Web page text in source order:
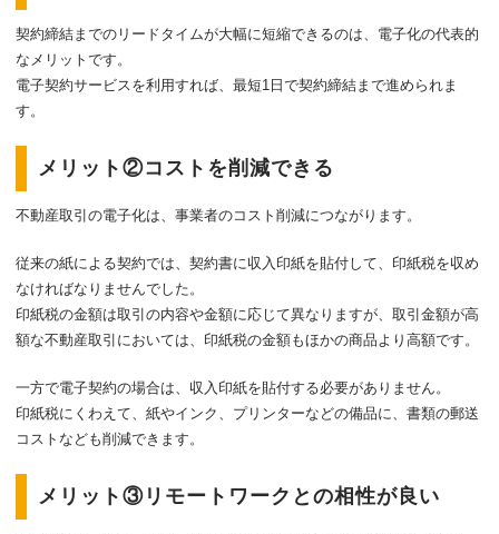
契約締結までのリードタイムが大幅に短縮できるのは、電子化の代表的
なメリットです。
電子契約サービスを利用すれば、最短1日で契約締結まで進められま
す。
メリット②コストを削減できる
不動産取引の電子化は、事業者のコスト削減につながります。
従来の紙による契約では、契約書に収入印紙を貼付して、印紙税を収め
なければなりませんでした。
印紙税の金額は取引の内容や金額に応じて異なりますが、取引金額が高
額な不動産取引においては、印紙税の金額もほかの商品より高額です。
一方で電子契約の場合は、収入印紙を貼付する必要がありません。
印紙税にくわえて、紙やインク、プリンターなどの備品に、書類の郵送
コストなども削減できます。
メリット③リモートワークとの相性が良い